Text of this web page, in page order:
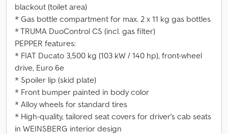
blackout (toilet area)
* Gas bottle compartment for max. 2 x 11 kg gas bottles
* TRUMA DuoControl CS (incl. gas filter)
PEPPER features:
* FIAT Ducato 3,500 kg (103 kW / 140 hp), front-wheel
drive, Euro 6e
* Spoiler lip (skid plate)
* Front bumper painted in body color
* Alloy wheels for standard tires
* High-quality, tailored seat covers for driver's cab seats
in WEINSBERG interior design